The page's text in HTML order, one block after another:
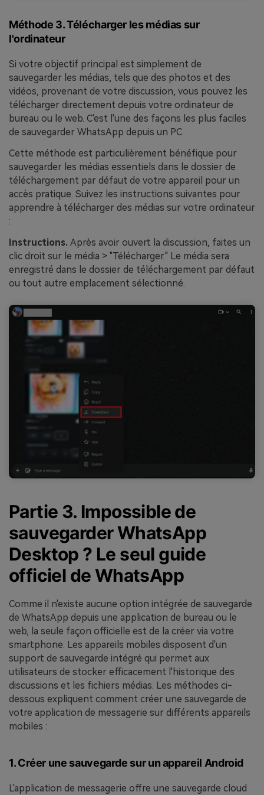
Méthode 3. Télécharger les médias sur
l'ordinateur
Si votre objectif principal est simplement de
sauvegarder les médias, tels que des photos et des
vidéos, provenant de votre discussion, vous pouvez les
télécharger directement depuis votre ordinateur de
bureau ou le web. C'est l'une des façons les plus faciles
de sauvegarder WhatsApp depuis un PC.
Cette méthode est particulièrement bénéfique pour
sauvegarder les médias essentiels dans le dossier de
téléchargement par défaut de votre appareil pour un
accès pratique. Suivez les instructions suivantes pour
apprendre à télécharger des médias sur votre ordinateur
:
Instructions. Après avoir ouvert la discussion, faites un
clic droit sur le média > "Télécharger." Le média sera
enregistré dans le dossier de téléchargement par défaut
ou tout autre emplacement sélectionné.
Partie 3. Impossible de
sauvegarder WhatsApp
Desktop ? Le seul guide
officiel de WhatsApp
Comme il n'existe aucune option intégrée de sauvegarde
de WhatsApp depuis une application de bureau ou le
web, la seule façon officielle est de la créer via votre
smartphone. Les appareils mobiles disposent d'un
support de sauvegarde intégré qui permet aux
utilisateurs de stocker efficacement l'historique des
discussions et les fichiers médias. Les méthodes ci-
dessous expliquent comment créer une sauvegarde de
votre application de messagerie sur différents appareils
mobiles :
1. Créer une sauvegarde sur un appareil Android
L'application de messagerie offre une sauvegarde cloud